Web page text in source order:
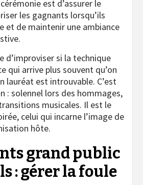
est d’assurer le
les gagnants lorsqu’ils
et de maintenir une ambiance
d’improviser si la technique
qui arrive plus souvent qu’on
lauréat est introuvable. C’est
: solennel lors des hommages,
musicales. Il est le
celui qui incarne l’image de
hôte.
grand public
: gérer la foule